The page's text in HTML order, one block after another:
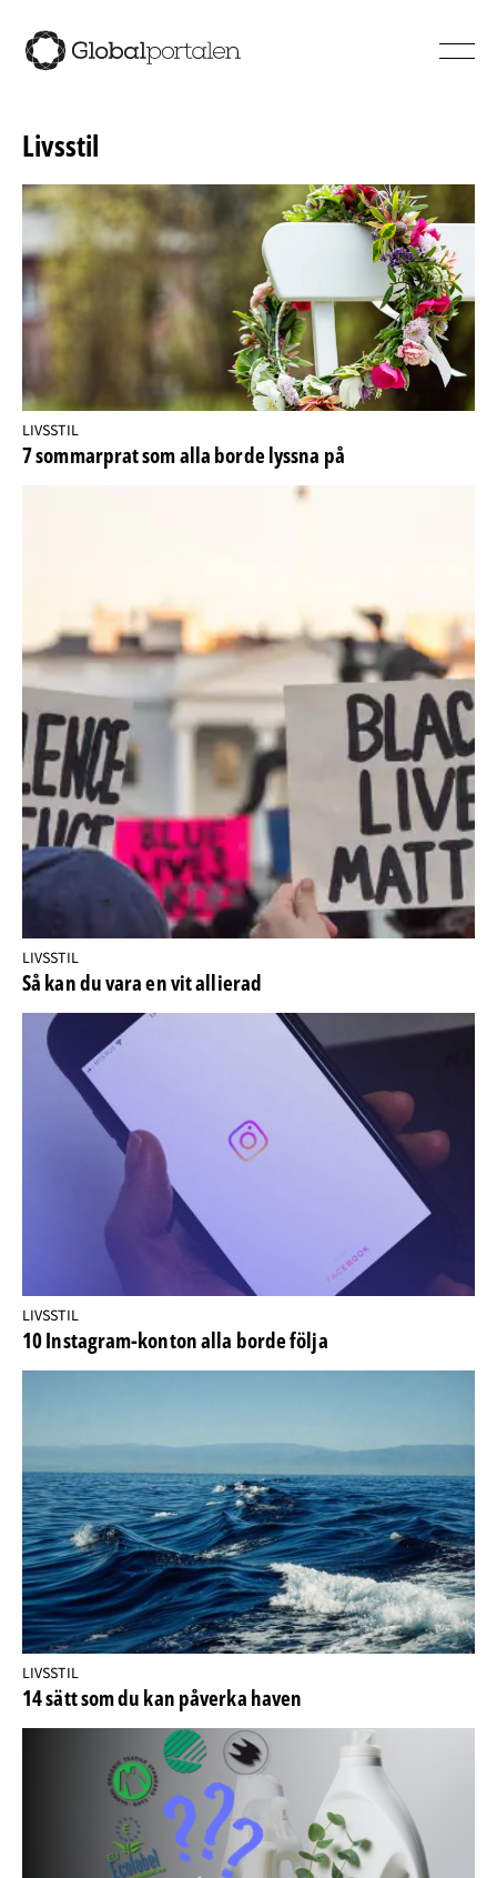
Livsstil
LIVSSTIL
7 sommarprat som alla borde lyssna på
LIVSSTIL
Så kan du vara en vit allierad
LIVSSTIL
10 Instagram-konton alla borde följa
LIVSSTIL
14 sätt som du kan påverka haven